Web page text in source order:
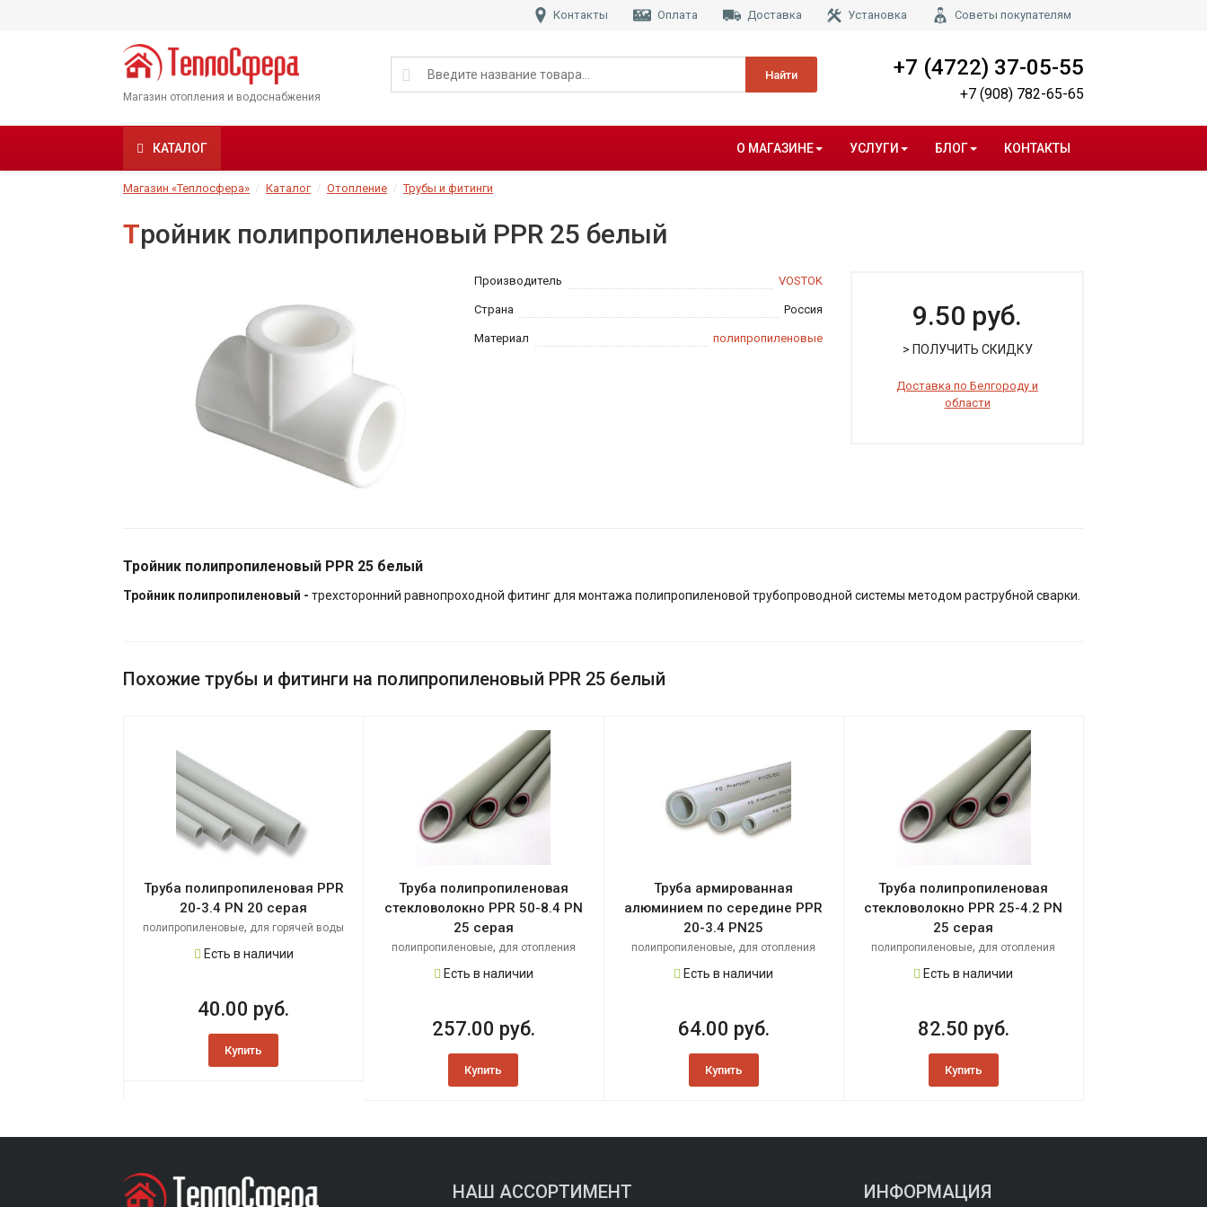
Контакты Оплата Доставка Установка Советы покупателям
Магазин отопления и водоснабжения
Найти +7 (4722) 37-05-55
+7 (908) 782-65-65
КАТАЛОГ КОНТАКТЫ
БЛОГ
УСЛУГИ
О МАГАЗИНЕ
Магазин «Теплосфера» Каталог Отопление Трубы и фитинги
Тройник полипропиленовый PPR 25 белый
Производитель VOSTOK
Страна Россия
Материал полипропиленовые
9.50 руб.
> ПОЛУЧИТЬ СКИДКУ
Доставка по Белгороду и
области
Тройник полипропиленовый PPR 25 белый
Тройник полипропиленовый - трехсторонний равнопроходной фитинг для монтажа полипропиленовой трубопроводной системы методом раструбной сварки.
Похожие трубы и фитинги на полипропиленовый PPR 25 белый
Труба полипропиленовая PPR
20-3.4 PN 20 серая
полипропиленовые, для горячей воды
Есть в наличии
40.00 руб.
Купить
Труба полипропиленовая
стекловолокно PPR 50-8.4 PN
25 серая
полипропиленовые, для отопления
Есть в наличии
257.00 руб.
Купить
Труба армированная
алюминием по середине PPR
20-3.4 PN25
полипропиленовые, для отопления
Есть в наличии
64.00 руб.
Купить
Труба полипропиленовая
стекловолокно PPR 25-4.2 PN
25 серая
полипропиленовые, для отопления
Есть в наличии
82.50 руб.
Купить
НАШ АССОРТИМЕНТ ИНФОРМАЦИЯ